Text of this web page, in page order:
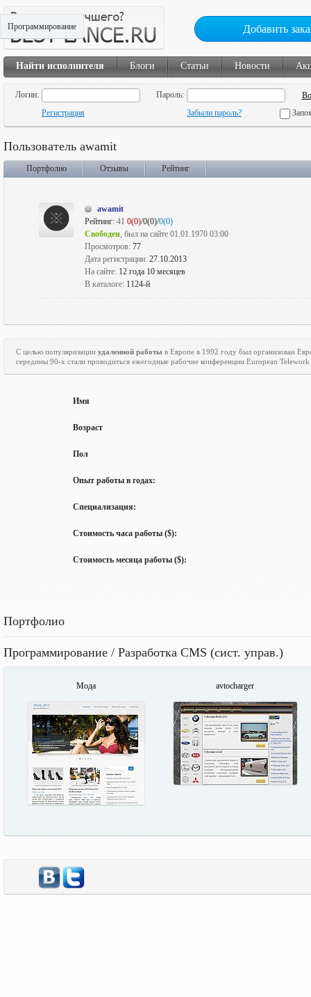
Добавить
Найти исполнителя Блоги Статьи Новости
Логин:
Пароль:
Регистрация
Забыли пароль?
Пользователь awamit
Портфолио Отзывы Рейтинг
awamit
Рейтинг: 41 0(0)/0(0)/0(0)
Свободен, был на сайте 01.01.1970 03:00
Просмотров: 77
Дата регистрации: 27.10.2013
На сайте: 12 года 10 месяцев
В каталоге: 1124-й
С целью популяризации удаленной работы в Европе в 1992 году был организован
середины 90-х стали проводиться ежегодные рабочие конференции European Telework
Программирование
Имя
Возраст
Пол
Опыт работы в годах:
Специализация:
Стоимость часа работы ($):
Стоимость месяца работы ($):
Портфолио
Программирование / Разработка CMS (сист. управ.)
Мода avtocharger